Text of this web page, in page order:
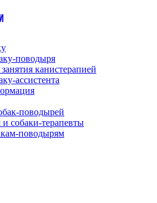
поводыря
канистерапией
ассистента
поводырей
собаки-терапевты
поводырям